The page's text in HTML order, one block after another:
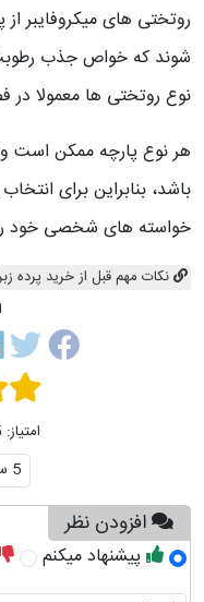
روتختی های میکروفایبر
شوند که خواص جذب
نوع روتختی ها معمولا
هر نوع پارچه ممکن است
باشد، بنابراین برای
خواسته های شخصی خود را
نکات مهم قبل از خرید پرده
امتیاز: 5 از 5. مجموع 1 رای
افزودن نظر
پیشنهاد میکنم